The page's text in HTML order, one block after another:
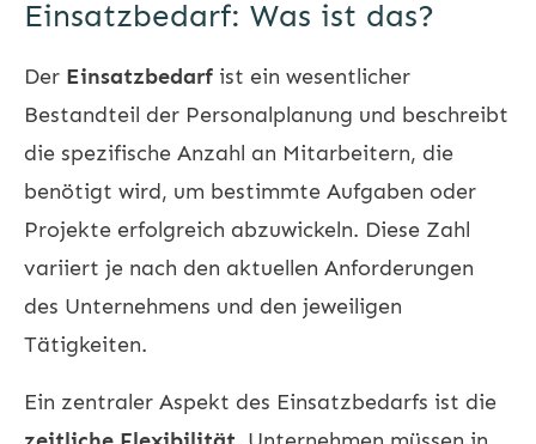
Einsatzbedarf: Was ist das?
Der Einsatzbedarf ist ein wesentlicher
Bestandteil der Personalplanung und beschreibt
die spezifische Anzahl an Mitarbeitern, die
benötigt wird, um bestimmte Aufgaben oder
Projekte erfolgreich abzuwickeln. Diese Zahl
variiert je nach den aktuellen Anforderungen
des Unternehmens und den jeweiligen
Tätigkeiten.
Ein zentraler Aspekt des Einsatzbedarfs ist die